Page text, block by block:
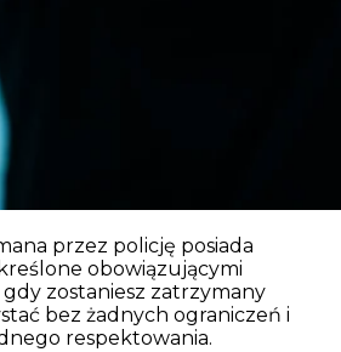
przez policję posiada
obowiązującymi
zostaniesz zatrzymany
bez żadnych ograniczeń i
respektowania.